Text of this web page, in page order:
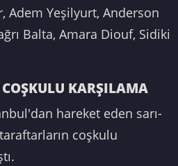
Adem Yeşilyurt, Anderson
Balta, Amara Diouf, Sidiki
KARŞILAMA
hareket eden sarı-
coşkulu